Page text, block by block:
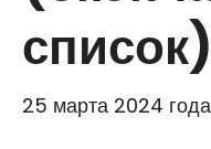
список)
25 марта 2024 года